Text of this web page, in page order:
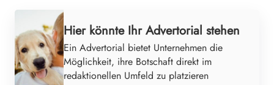
Hier könnte Ihr Advertorial stehen
Ein Advertorial bietet Unternehmen die
Möglichkeit, ihre Botschaft direkt im
redaktionellen Umfeld zu platzieren